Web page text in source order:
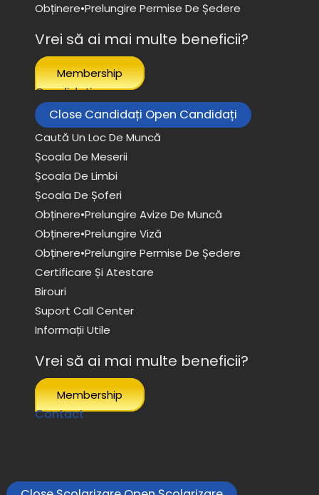
Obținere•prelungire Permise De Ședere
Vrei să ai mai multe beneficii?
Membership
Candidați
Close Candidați Open Candidați
Caută Un Loc De Muncă
Școala De Meserii
Școala De Limbi
Școala De Șoferi
Obținere•prelungire Avize De Muncă
Obținere•prelungire Viză
Obținere•prelungire Permise De Ședere
Certificare Și Atestare
Birouri
Suport Call Center
Informații Utile
Vrei să ai mai multe beneficii?
Membership
Contact